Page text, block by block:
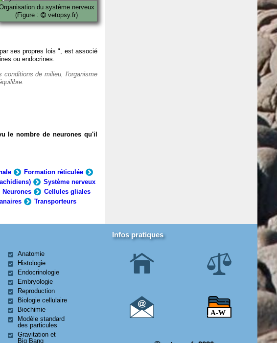
du système nerveux
(Figure :
vetopsy.fr)
ses propres lois ", est associé
ou endocrines.
conditions de milieu, l'organisme
le nombre de neurones qu'il
Formation réticulée
Système nerveux
Neurones
Cellules gliales
Transporteurs
Anatomie
Histologie
Endocrinologie
Embryologie
Reproduction
Biologie cellulaire
Biochimie
Modèle standard
des particules
Gravitation et
Big Bang
Infos pratiques